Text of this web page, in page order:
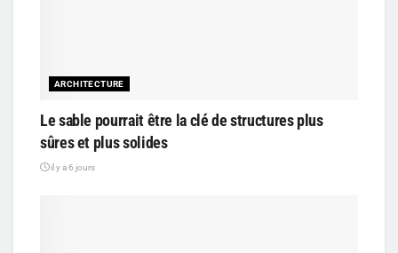
ARCHITECTURE
Le sable pourrait être la clé de structures plus
sûres et plus solides
il y a 6 jours